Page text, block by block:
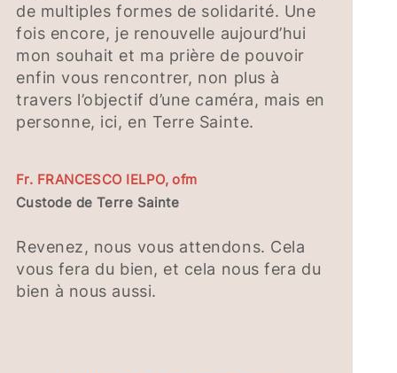
de multiples formes de solidarité. Une
fois encore, je renouvelle aujourd’hui
mon souhait et ma prière de pouvoir
enfin vous rencontrer, non plus à
travers l’objectif d’une caméra, mais en
personne, ici, en Terre Sainte.
Fr. FRANCESCO IELPO, ofm
Custode de Terre Sainte
Revenez, nous vous attendons. Cela
vous fera du bien, et cela nous fera du
bien à nous aussi.